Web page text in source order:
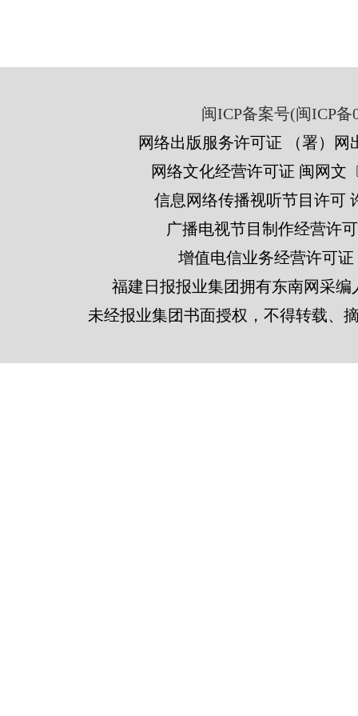
闽ICP备案号(闽ICP备
网络出版服务许可证 （署）网
网络文化经营许可证 闽网文
信息网络传播视听节目许可
广播电视节目制作经营许
增值电信业务经营许可证
福建日报报业集团拥有东南网采
未经报业集团书面授权，不得转载、